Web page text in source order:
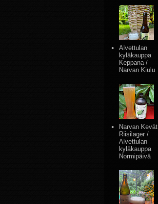
Alvettulan
kyläkauppa
Keppana /
Narvan Kiulu
Narvan Kevät
Riisilager /
Alvettulan
kyläkauppa
Normipäivä